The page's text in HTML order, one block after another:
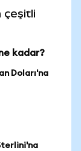
çeşitli
kadar?
Doları'na